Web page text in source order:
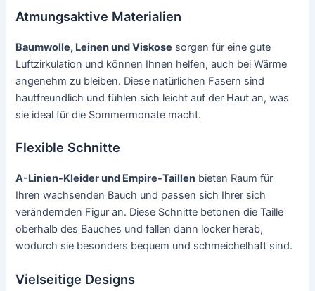
Atmungsaktive Materialien
Baumwolle, Leinen und Viskose sorgen für eine gute
Luftzirkulation und können Ihnen helfen, auch bei Wärme
angenehm zu bleiben. Diese natürlichen Fasern sind
hautfreundlich und fühlen sich leicht auf der Haut an, was
sie ideal für die Sommermonate macht.
Flexible Schnitte
A-Linien-Kleider und Empire-Taillen bieten Raum für
Ihren wachsenden Bauch und passen sich Ihrer sich
verändernden Figur an. Diese Schnitte betonen die Taille
oberhalb des Bauches und fallen dann locker herab,
wodurch sie besonders bequem und schmeichelhaft sind.
Vielseitige Designs